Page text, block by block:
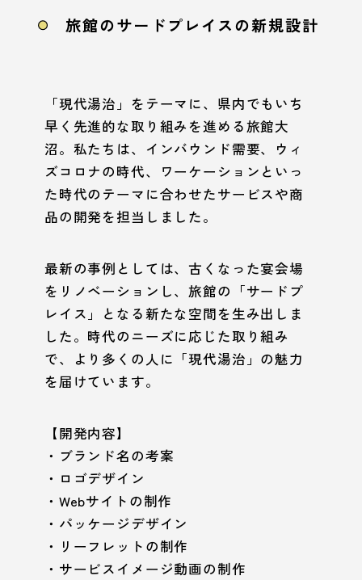
旅館のサードプレイスの新規設計
「現代湯治」をテーマに、県内でもいち
早く先進的な取り組みを進める旅館大
沼。私たちは、インバウンド需要、ウィ
ズコロナの時代、ワーケーションといっ
た時代のテーマに合わせたサービスや商
品の開発を担当しました。
最新の事例としては、古くなった宴会場
をリノベーションし、旅館の「サードプ
レイス」となる新たな空間を生み出しま
した。時代のニーズに応じた取り組み
で、より多くの人に「現代湯治」の魅力
を届けています。
【開発内容】
・ブランド名の考案
・ロゴデザイン
・Webサイトの制作
・パッケージデザイン
・リーフレットの制作
・サービスイメージ動画の制作